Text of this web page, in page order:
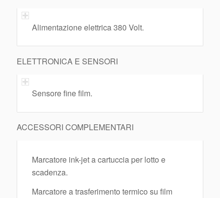
Alimentazione elettrica 380 Volt.
ELETTRONICA E SENSORI
Sensore fine film.
ACCESSORI COMPLEMENTARI
Marcatore ink-jet a cartuccia per lotto e
scadenza.
Marcatore a trasferimento termico su film